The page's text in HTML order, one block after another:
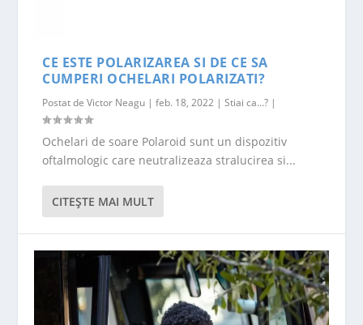
CE ESTE POLARIZAREA SI DE CE SA
CUMPERI OCHELARI POLARIZATI?
Postat deVictor Neagu |feb. 18, 2022 |Stiai ca...? |
Ochelari de soare Polaroid sunt un dispozitiv
oftalmologic care neutralizeaza stralucirea si...
CITEŞTE MAI MULT